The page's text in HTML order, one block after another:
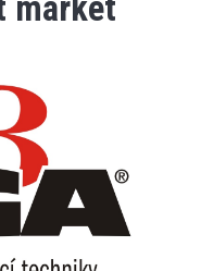
market